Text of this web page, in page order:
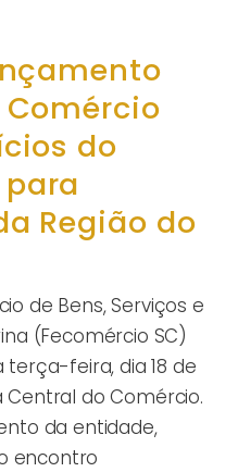
do
Região do
de Bens, Serviços e
(Fecomércio SC)
feira, dia 18 de
do Comércio.
da entidade,
encontro